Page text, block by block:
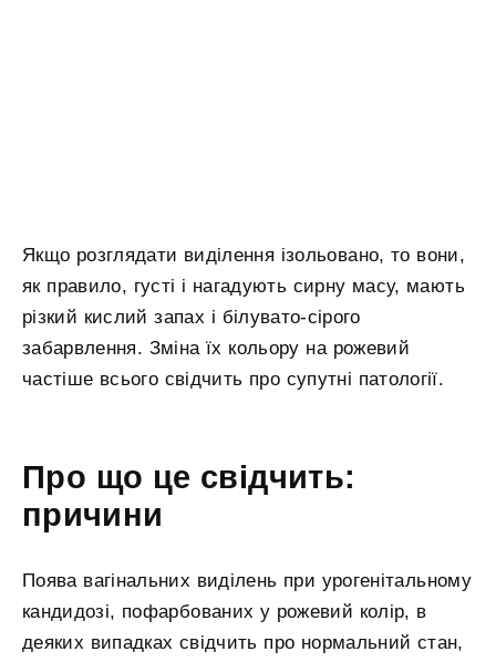
Якщо розглядати виділення ізольовано, то вони,
як правило, густі і нагадують сирну масу, мають
різкий кислий запах і білувато-сірого
забарвлення. Зміна їх кольору на рожевий
частіше всього свідчить про супутні патології.
Про що це свідчить:
причини
Поява вагінальних виділень при урогенітальному
кандидозі, пофарбованих у рожевий колір, в
деяких випадках свідчить про нормальний стан,